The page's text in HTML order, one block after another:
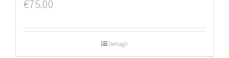
€75.00
Dettagli